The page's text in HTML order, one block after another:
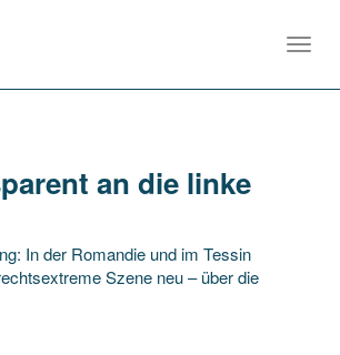
an die linke
In der Romandie und im Tessin
Szene neu – über die